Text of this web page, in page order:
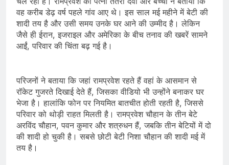
वह करीब डेढ़ वर्ष पहले गांव आए थे। इस साल मई महीने में बेटी की
शादी तय है और उसी समय उनके घर आने की उम्मीद है। लेकिन
जैसे ही ईरान, इजराइल और अमेरिका के बीच तनाव की खबरें सामने
आईं, परिवार की चिंता बढ़ गई है।
परिजनों ने बताया कि जहां रामप्रवेश रहते हैं वहां के आसमान से
रॉकेट गुजरते दिखाई देते हैं, जिसका वीडियो भी उन्होंने बनाकर घर
भेजा है। हालांकि फोन पर नियमित बातचीत होती रहती है, जिससे
परिवार को थोड़ी राहत मिलती है। रामप्रवेश चौहान के तीन बेटे
अरविंद चौहान, पवन कुमार और शत्रुधन हैं, जबकि तीन बेटियों में दो
की शादी हो चुकी है। सबसे छोटी बेटी निशा चौहान की शादी मई में
तय है।